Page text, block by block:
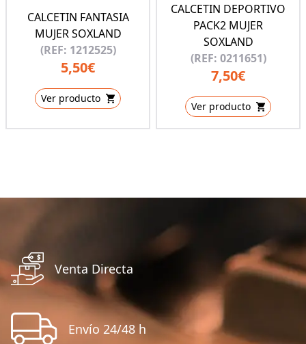
CALCETIN FANTASIA
MUJER SOXLAND
(REF: 1212525)
5,50€
Ver producto
CALCETIN DEPORTIVO
PACK2 MUJER
SOXLAND
(REF: 0211651)
7,50€
Ver producto
Venta Directa
Envío 24/48 h